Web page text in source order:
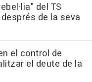
del TS
de la seva
el control de
el deute de la